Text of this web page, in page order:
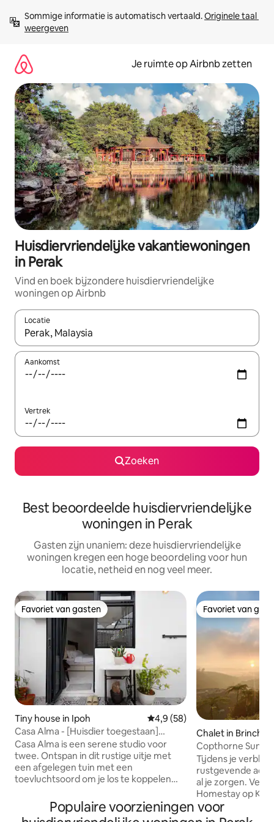
direct
naar
Sommige informatie is automatisch vertaald. Originele taal
weergeven
Je ruimte op Airbnb zetten
Huisdiervriendelijke vakantiewoningen
in Perak
Vind en boek bijzondere huisdiervriendelijke
woningen op Airbnb
Locatie
Wanneer er suggesties beschikbaar zijn, maak je een keuze
Aankomst
Vertrek
Zoeken
Best beoordeelde huisdiervriendelijke
woningen in Perak
Gasten zijn unaniem: deze huisdiervriendelijke
woningen kregen een hoge beoordeling voor hun
locatie, netheid en nog veel meer.
Favoriet van gasten
Favoriet van gasten
Tiny house in Ipoh Gemiddelde beoordeling van
4,9 (58)
Casa Alma - [Huisdier toegestaan]
Privétuin Studio
Casa Alma is een serene studio voor
twee. Ontspan in dit rustige uitje met
een afgelegen tuin met een
toevluchtsoord om je los te koppelen
[Huisdiervriendelijk]: Harige
metgezellen die welkom zijn om met
Favoriet van
Favoriet van
Chalet in
Copthorne
2BR 2Bad
Tijdens je verblijf
rustgevende
al je zorgen. Verblijf in deze Sunrise
Homestay op
koeler dan
slechts 8
Populaire voorzieningen voor